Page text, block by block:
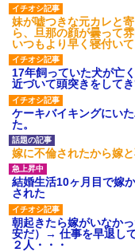
【衝撃】女友達から行
【復讐】義兄嫁「生活
わけないでしょｗｗｗ
（あまりにも希望通り）
高1のとき男に襲われ、
養子縁組してアメリカ
亡くなってしまい…
妹が嘘つきな元カレと
ら、旦那の顔が曇って
いつもより早く寝付い
17年飼っていた犬が亡
近づいて頭突きをして
ケーキバイキングにい
た。
嫁に不倫されたから嫁
結婚生活10ヶ月目で嫁
された
朝起きたら嫁がいなか
安だ）→ 仕事を早退し
２人・・・